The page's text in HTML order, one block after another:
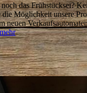
das Frühstücksei?
die Möglichkeit unsere
neuen
mehr